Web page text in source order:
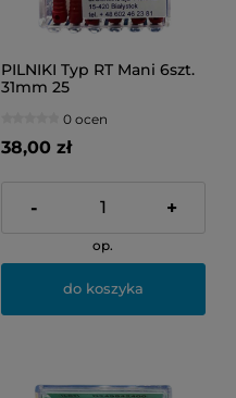
PILNIKI Typ RT Mani 6szt.
31mm 25
0 ocen
38,00 zł
- +
op.
do koszyka